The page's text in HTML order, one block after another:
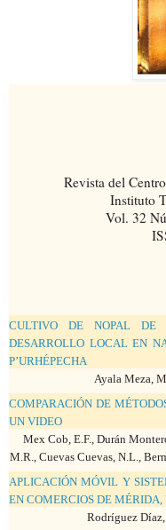
Revista del
Instituto
Vol. 32
CULTIVO DE NOPAL DE
DESARROLLO LOCAL EN
P’URHÉPECHA
Ayala Meza,
COMPARACIÓN DE
UN VIDEO
Mex Cob, E.F., Durán
M.R., Cuevas Cuevas, N.L.,
APLICACIÓN MÓVIL Y
EN COMERCIOS DE
Rodríguez